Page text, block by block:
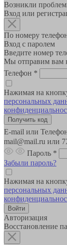
Возникли
Вход или
По номеру
Вход с паролем
Введите номер
Мы отправим вам
Телефон *
Нажимая на
персональных
E-mail или
mail@mail.ru
Пароль *
Забыли пароль?
Нажимая на
персональных
Авторизация
Восстановление